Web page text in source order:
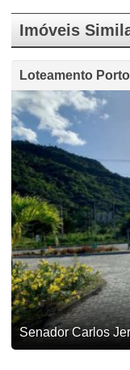
Imóveis
Loteamento
Senador Carlos